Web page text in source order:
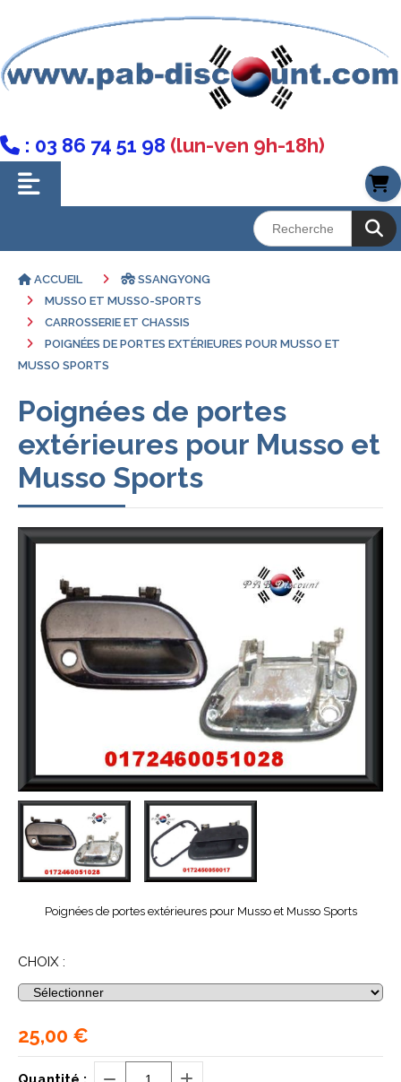
 : 03 86 74 51 98 (lun-ven 9h-18h)
ACCUEIL
SSANGYONG
MUSSO ET MUSSO-SPORTS
CARROSSERIE ET CHASSIS
POIGNÉES DE PORTES EXTÉRIEURES POUR MUSSO ET
MUSSO SPORTS
Poignées de portes
extérieures pour Musso et
Musso Sports
Poignées de portes extérieures pour Musso et Musso Sports
CHOIX :
25,00 €